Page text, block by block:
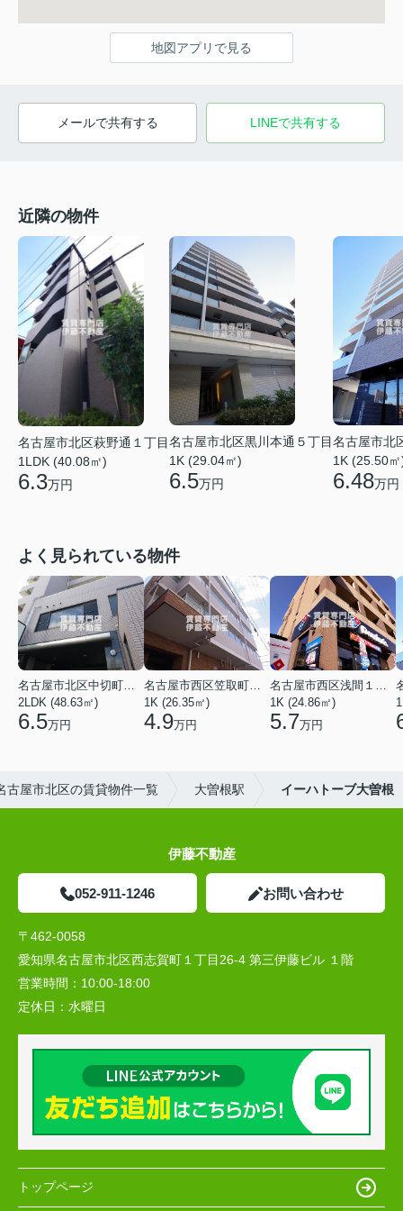
地図アプリで見る
メールで共有する LINEで共有する
近隣の物件
名古屋市北区萩野通１丁目
1LDK (40.08㎡)
6.3万円
名古屋市北区黒川本通５丁目
1K (29.04㎡)
6.5万円
名古屋市北
1K (25.50
6.48万円
よく見られている物件
名古屋市北区中切町２丁目
2LDK (48.63㎡)
6.5万円
名古屋市西区笠取町４丁目
1K (26.35㎡)
4.9万円
名古屋市西区浅間１丁目
1K (24.86㎡)
5.7万円
古屋市北区の賃貸物件一覧 大曽根駅 イーハトーブ大曽根
伊藤不動産
052-911-1246 お問い合わせ
〒462-0058
愛知県名古屋市北区西志賀町１丁目26-4 第三伊藤ビル １階
営業時間： 10:00‐18:00
定休日： 水曜日
トップページ